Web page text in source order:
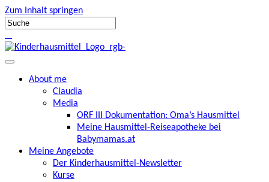
Zum Inhalt springen
About me
Claudia
Media
ORF III Dokumentation: Oma’s Hausmittel
Meine Hausmittel-Reiseapotheke bei
Babymamas.at
Meine Angebote
Der Kinderhausmittel-Newsletter
Kurse